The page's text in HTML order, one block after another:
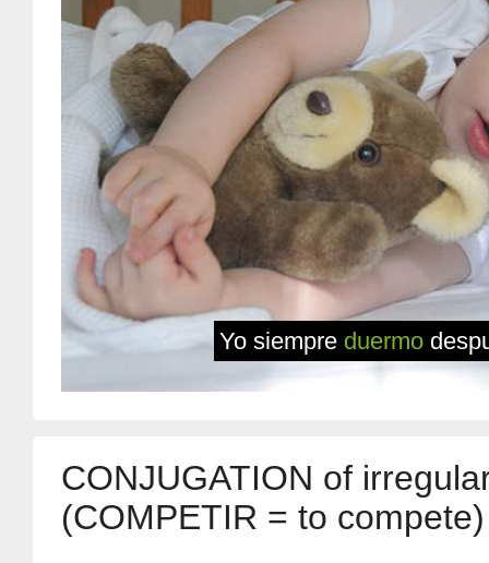
Yo siempre duermo
CONJUGATION of
(COMPETIR = to compete)